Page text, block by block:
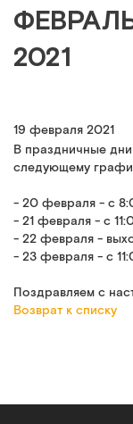
2021
19 февраля 2021
В праздничные
следующему
- 20 февраля - с
- 21 февраля - с
- 22 февраля -
- 23 февраля - с
Поздравляем с
Возврат к списку